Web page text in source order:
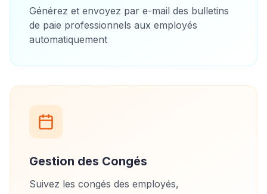
Générez et envoyez par e-mail des bulletins
de paie professionnels aux employés
automatiquement
Gestion des Congés
Suivez les congés des employés,